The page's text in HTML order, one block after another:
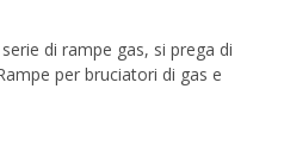
di rampe gas, si prega di
per bruciatori di gas e